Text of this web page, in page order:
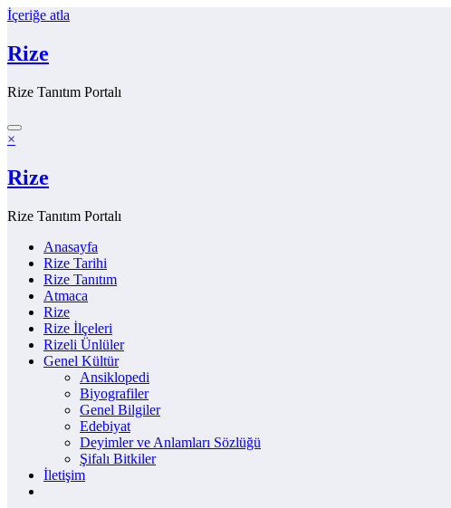
İçeriğe atla
Rize
Rize Tanıtım Portalı
×
Rize
Rize Tanıtım Portalı
Anasayfa
Rize Tarihi
Rize Tanıtım
Atmaca
Rize
Rize İlçeleri
Rizeli Ünlüler
Genel Kültür
Ansiklopedi
Biyografiler
Genel Bilgiler
Edebiyat
Deyimler ve Anlamları Sözlüğü
Şifalı Bitkiler
İletişim